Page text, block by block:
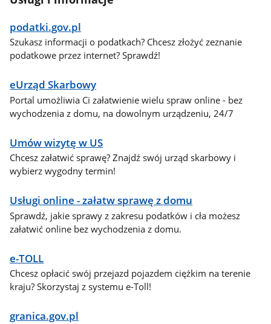
podatki.gov.pl
Szukasz informacji o podatkach? Chcesz złożyć zeznanie
podatkowe przez internet? Sprawdź!
eUrząd Skarbowy
Portal umożliwia Ci załatwienie wielu spraw online - bez
wychodzenia z domu, na dowolnym urządzeniu, 24/7
Umów wizytę w US
Chcesz załatwić sprawę? Znajdź swój urząd skarbowy i
wybierz wygodny termin!
Usługi online - załatw sprawę z domu
Sprawdź, jakie sprawy z zakresu podatków i cła możesz
załatwić online bez wychodzenia z domu.
e-TOLL
Chcesz opłacić swój przejazd pojazdem ciężkim na terenie
kraju? Skorzystaj z systemu e-Toll!
granica.gov.pl